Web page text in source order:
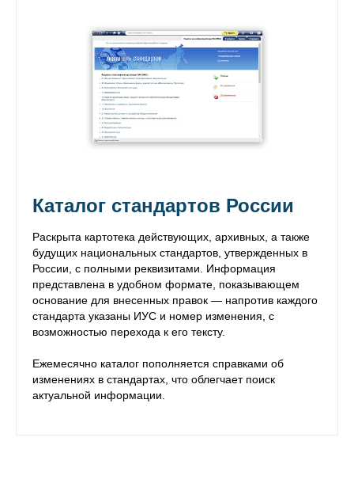
Каталог стандартов России
Раскрыта картотека действующих, архивных, а также
будущих национальных стандартов, утвержденных в
России, с полными реквизитами. Информация
представлена в удобном формате, показывающем
основание для внесенных правок — напротив каждого
стандарта указаны ИУС и номер изменения, с
возможностью перехода к его тексту.
Ежемесячно каталог пополняется справками об
изменениях в стандартах, что облегчает поиск
актуальной информации.